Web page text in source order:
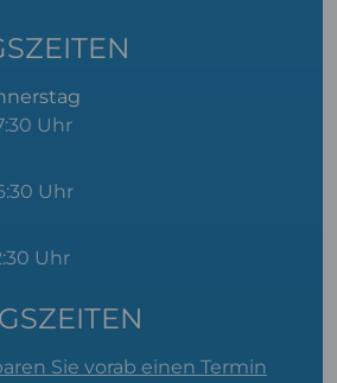
Uhr
Uhr
Uhr
Sie vorab einen Termin